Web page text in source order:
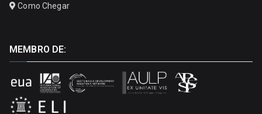
Como Chegar
MEMBRO DE: